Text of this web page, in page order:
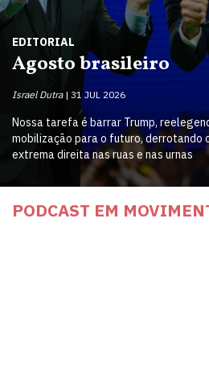
EDITORIAL
Agosto brasileiro
Israel Dutra 31 JUL 2026
Nossa tarefa é barrar Trump,
mobilização para o futuro, derrotando
extrema direita nas ruas e nas urnas
PODCAST EM